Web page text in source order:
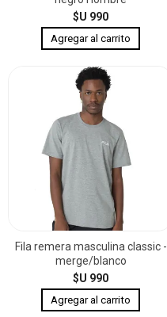
$U 990
Fila remera masculina classic -
merge/blanco
$U 990